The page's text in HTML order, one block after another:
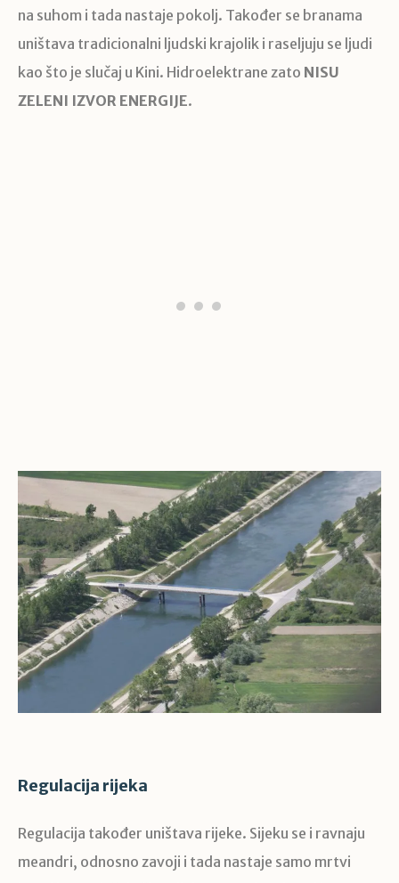
na suhom i tada nastaje pokolj. Također se branama
uništava tradicionalni ljudski krajolik i raseljuju se ljudi
kao što je slučaj u Kini. Hidroelektrane zato NISU
ZELENI IZVOR ENERGIJE.
Regulacija rijeka
Regulacija također uništava rijeke. Sijeku se i ravnaju
meandri, odnosno zavoji i tada nastaje samo mrtvi